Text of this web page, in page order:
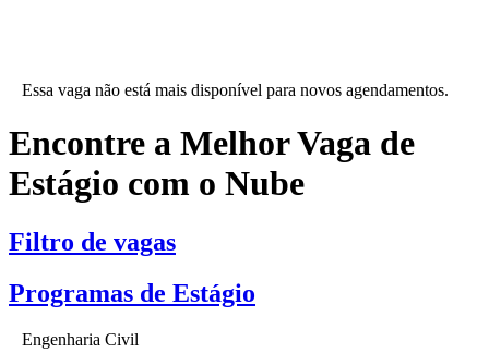
Essa vaga não está mais disponível para novos agendamentos.
Encontre a Melhor Vaga de
Estágio com o Nube
Filtro de vagas
Programas de Estágio
Engenharia Civil